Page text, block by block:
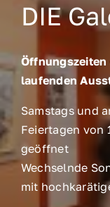
DIE
Öffnungszeiten
laufenden
Samstags und
Feiertagen von
geöffnet
Wechselnde
mit